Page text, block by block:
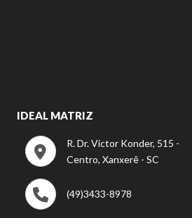
IDEAL MATRIZ
R. Dr. Victor Konder, 515 -
Centro, Xanxerê - SC
(49)3433-8978